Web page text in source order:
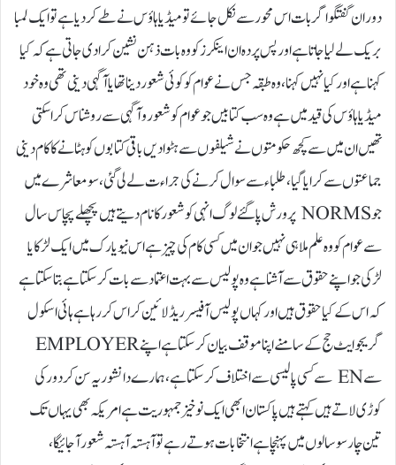
دوران گفتگو اگر بات اس محور سے نکل جائے تو میڈیا ہاؤس نے طے کر دیا ہے تو ایک لمبا
بریک لے لیا جاتا ہے اور پس پردہ ان اینکرز کو وہ بات ذہن نشین کرا دی جاتی ہے کہ کیا
کہنا ہے اور کیا نہیں کہنا، وہ طبقہ جس نے عوام کو کوئی شعور دینا تھا یا آگہی دینی تھی وہ خود
میڈیا ہاؤس کی قید میں ہے وہ سب کتابیں جو عوام کو شعور و آگہی سے روشناس کرا سکتی
تھیں ان میں سے کچھ حکومتوں نے شیلفوں سے ہٹوا دیں باقی کتابوں کو ہٹانے کا کام دینی
جماعتوں سے کرایا گیا، طلباء سے سوال کرنے کی جراءت لے لی گئی ، سو معاشرے میں
جو NORMS پرورش پا گئے لوگ انہی کو شعور کا نام دیتے ہیں پچھلے پچاس سال
سے عوام کو وہ علم ملا ہی نہیں جو ان میں کسی کام کی چیز ہے اس نیویارک میں ایک لڑکا یا
لڑکی جو اپنے حقوق سے آشنا ہے وہ پولیس سے بہت اعتماد سے بات کر سکتا ہے بتا سکتا ہے
کہ اس کے کیا حقوق ہیں اور کہاں پولیس آفیسر ریڈ لائین کراس کر رہا ہے ہائی اسکول
گریجوایٹ حج کے سامنے اپنا موقف بیان کر سکتا ہے اپنے EMPLOYER
سے EN سے کسی پالیسی سے اختلاف کر سکتا ہے، ہمارے دانشور یہ سن کر دور کی
کوڑی لاتے ہیں کہتے ہیں پاکستان ابھی ایک نوخیز جمہوریت ہے امریکہ بھی یہاں تک
تین چار سو سالوں میں پہنچا ہے انتخابات ہوتے رہے تو آہستہ آہستہ شعور آجائیگا،